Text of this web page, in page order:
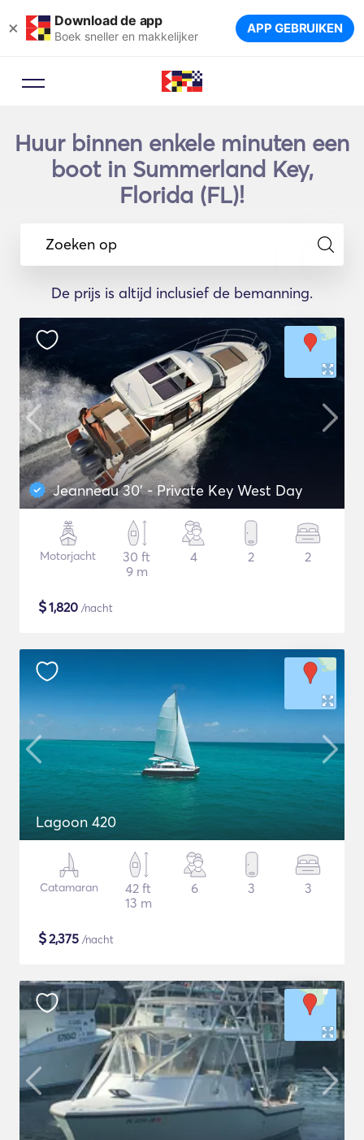
× Download de app
Boek sneller en makkelijker APP GEBRUIKEN
Huur binnen enkele minuten een
boot in Summerland Key,
Florida (FL)!
Zoeken op
De prijs is altijd inclusief de bemanning.
Jeanneau 30' - Private Key West Day
Motorjacht
30 ft
9 m
4 2 2
$1,820 /nacht
Lagoon 420
Catamaran
42 ft
13 m
6 3 3
$2,375 /nacht